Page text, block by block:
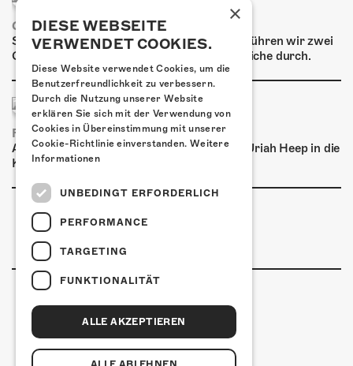
GÖNNEREI
SHOP
MITMACHEN
GRAFFITI-WORKSHOPS
Spray dein eigenes Graffiti! Im September führen wir zwei
Graffiti-Workshops für Kinder und Jugendliche durch.
FRISCH BESTÄTIGT: URIAH HEEP
Am Sonntag, 15. November 2026 kommen Uriah Heep in die
Kulturfabrik Kofmehl!
Kulturfabrik Kofmehl
Kofmehlweg 1
×
DIESE WEBSEITE
VERWENDET COOKIES.
Diese Website verwendet Cookies, um die
Benutzerfreundlichkeit zu verbessern.
Durch die Nutzung unserer Website
erklären Sie sich mit der Verwendung von
Cookies in Übereinstimmung mit unserer
Cookie-Richtlinie einverstanden. Weitere
Informationen
UNBEDINGT ERFORDERLICH
PERFORMANCE
TARGETING
FUNKTIONALITÄT
ALLE AKZEPTIEREN